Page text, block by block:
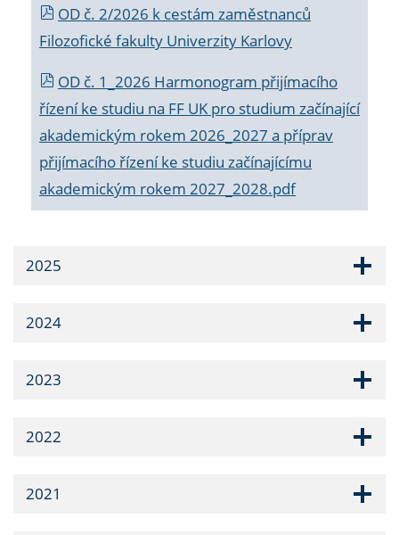
OD č. 2/2026 k cestám zaměstnanců
Filozofické fakulty Univerzity Karlovy
OD č. 1_2026 Harmonogram přijímacího
řízení ke studiu na FF UK pro studium začínající
akademickým rokem 2026_2027 a příprav
přijímacího řízení ke studiu začínajícímu
akademickým rokem 2027_2028.pdf
2025
2024
2023
2022
2021